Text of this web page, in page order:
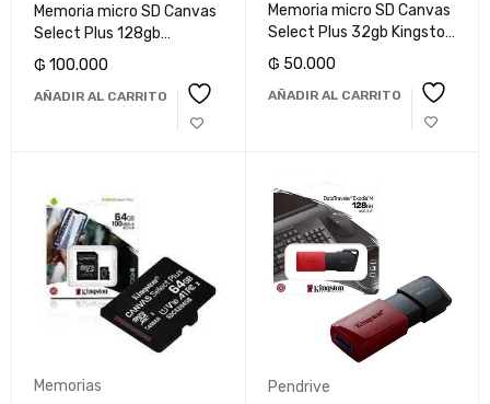
Memoria micro SD Canvas
Select Plus 128gb
Kingston V10
₲ 100.000
AÑADIR AL CARRITO
Memoria micro SD Canvas
Select Plus 32gb Kingston
V10
₲ 50.000
AÑADIR AL CARRITO
Memorias
Pendrive